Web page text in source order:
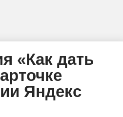
«‎Как дать
Яндекс